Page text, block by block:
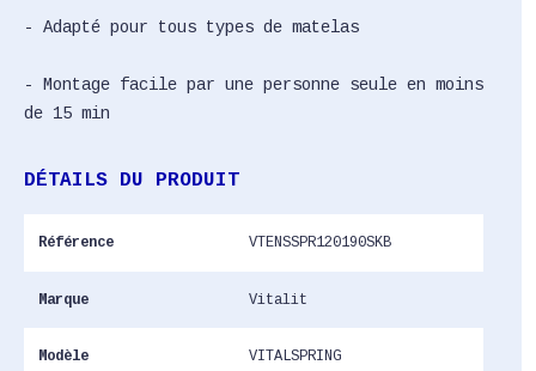
- Adapté pour tous types de matelas
- Montage facile par une personne seule en moins
de 15 min
DÉTAILS DU PRODUIT
Référence VTENSSPR120190SKB
Marque Vitalit
Modèle VITALSPRING